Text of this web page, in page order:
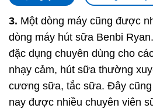
3. Một dòng máy cũng được
dòng máy hút sữa Benbi
đặc dụng chuyên dùng cho
nhạy cảm, hút sữa thường
cương sữa, tắc sữa. Đây cũng
nay được nhiều chuyên viên